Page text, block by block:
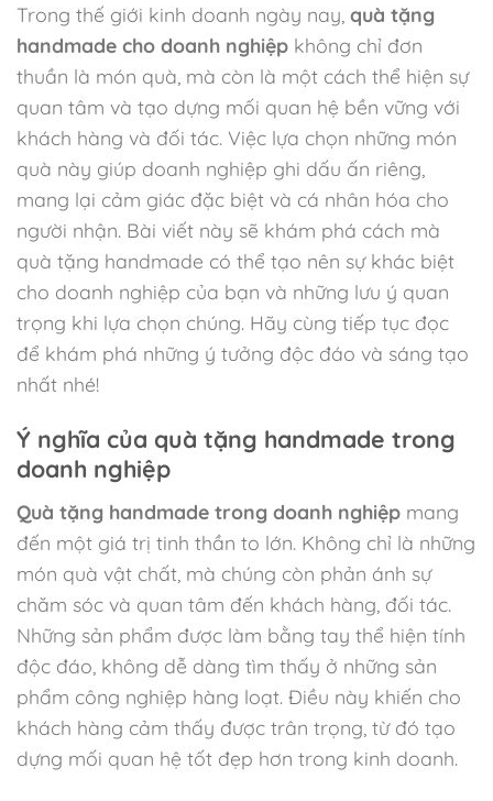
Trong thế giới kinh doanh ngày nay, quà tặng
handmade cho doanh nghiệp không chỉ đơn
thuần là món quà, mà còn là một cách thể hiện sự
quan tâm và tạo dựng mối quan hệ bền vững với
khách hàng và đối tác. Việc lựa chọn những món
quà này giúp doanh nghiệp ghi dấu ấn riêng,
mang lại cảm giác đặc biệt và cá nhân hóa cho
người nhận. Bài viết này sẽ khám phá cách mà
quà tặng handmade có thể tạo nên sự khác biệt
cho doanh nghiệp của bạn và những lưu ý quan
trọng khi lựa chọn chúng. Hãy cùng tiếp tục đọc
để khám phá những ý tưởng độc đáo và sáng tạo
nhất nhé!
Ý nghĩa của quà tặng handmade trong
doanh nghiệp
Quà tặng handmade trong doanh nghiệp mang
đến một giá trị tinh thần to lớn. Không chỉ là những
món quà vật chất, mà chúng còn phản ánh sự
chăm sóc và quan tâm đến khách hàng, đối tác.
Những sản phẩm được làm bằng tay thể hiện tính
độc đáo, không dễ dàng tìm thấy ở những sản
phẩm công nghiệp hàng loạt. Điều này khiến cho
khách hàng cảm thấy được trân trọng, từ đó tạo
dựng mối quan hệ tốt đẹp hơn trong kinh doanh.